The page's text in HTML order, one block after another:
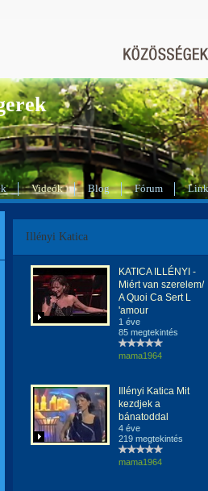
Videók Blog Fórum
Illényi Katica
KATICA ILLÉNYI -
Miért van szerelem/
A Quoi Ca Sert L
'amour
1 éve
85 megtekintés
mama1964
Illényi Katica Mit
kezdjek a
bánatoddal
4 éve
219 megtekintés
mama1964